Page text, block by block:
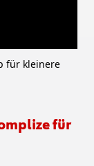
für kleinere
für